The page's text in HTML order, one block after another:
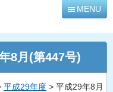
MENU
8月(第447号)
平成29年度 > 平成29年8月